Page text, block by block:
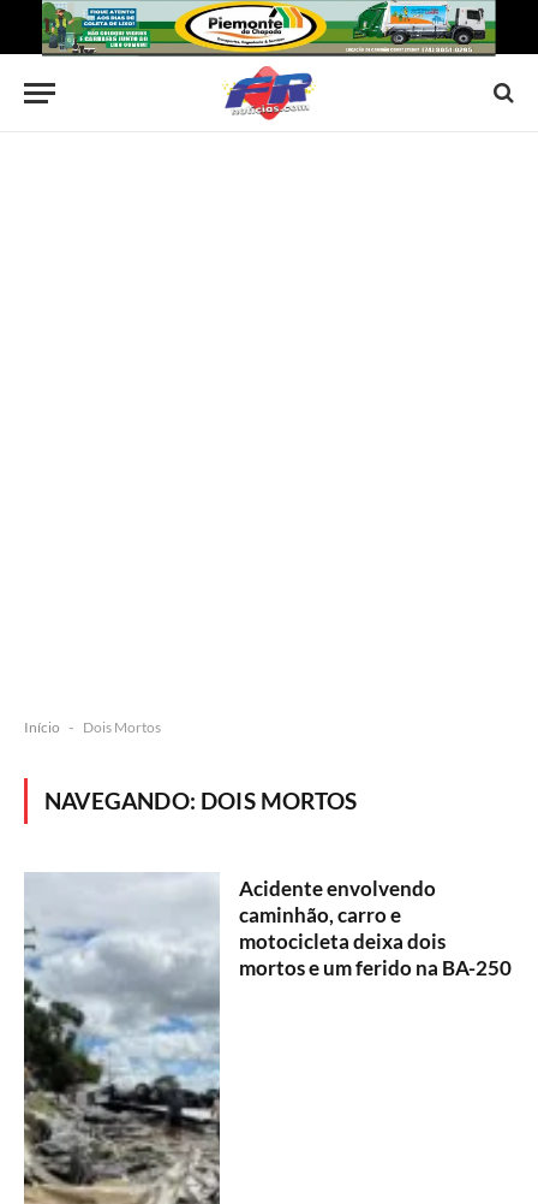
Início - Dois Mortos
NAVEGANDO: DOIS MORTOS
Acidente envolvendo
caminhão, carro e
motocicleta deixa dois
mortos e um ferido na BA-250